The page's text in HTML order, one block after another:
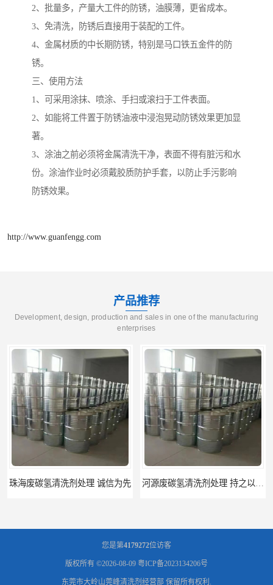
2、批量多，产量大工件的防锈，油膜薄，更省成本。
3、免清洗，防锈后直接用于装配的工件。
4、金属材质的中长期防锈，特别是马口铁五金件的防
锈。
三、使用方法
1、可采用涂抹、喷涂、手扫或滚扫于工件表面。
2、如能将工件置于防锈油液中浸泡晃动防锈效果更加显
著。
3、涂油之前必须将金属清洗干净，表面不得有脏污和水
份。涂油作业时必须戴胶质防护手套，以防止手污影响
防锈效果。
http://www.guanfengg.com
产品推荐
Development, design, production and sales in one of the manufacturing
enterprises
河源废碳氢清洗剂处理 持之以恒为客户服务
您是第4179272位访客
版权所有 ©2026-08-09 粤ICP备2023134206号
东莞市大岭山莞峰清洗剂经营部 保留所有权利.